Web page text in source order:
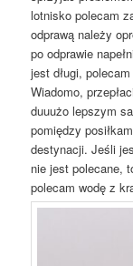
lotnisko polecam
odprawą należy
po odprawie
jest długi,
Wiadomo,
duuużo lepszym
pomiędzy
destynacji. Jeśli
nie jest polecane,
polecam wodę z